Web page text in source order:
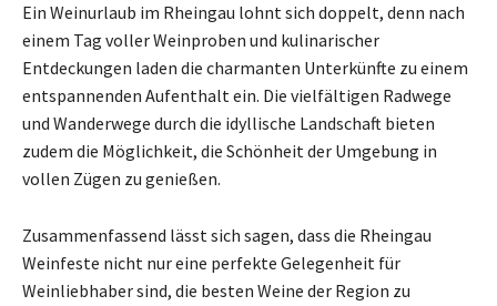
Ein Weinurlaub im Rheingau lohnt sich doppelt, denn nach
einem Tag voller Weinproben und kulinarischer
Entdeckungen laden die charmanten Unterkünfte zu einem
entspannenden Aufenthalt ein. Die vielfältigen Radwege
und Wanderwege durch die idyllische Landschaft bieten
zudem die Möglichkeit, die Schönheit der Umgebung in
vollen Zügen zu genießen.
Zusammenfassend lässt sich sagen, dass die Rheingau
Weinfeste nicht nur eine perfekte Gelegenheit für
Weinliebhaber sind, die besten Weine der Region zu